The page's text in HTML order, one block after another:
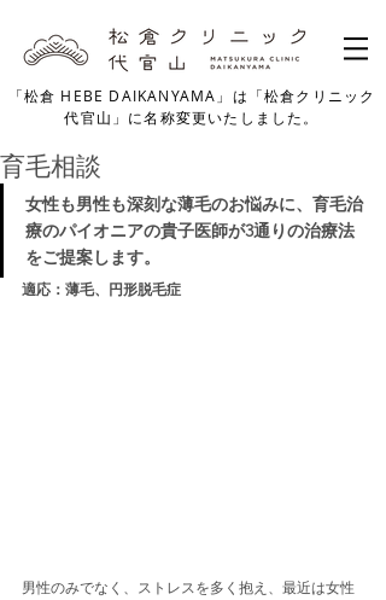
「松倉 HEBE DAIKANYAMA」は「松倉クリニック
代官山」に名称変更いたしました。
育毛相談
女性も男性も深刻な薄毛のお悩みに、育毛治
療のパイオニアの貴子医師が3通りの治療法
をご提案します。
適応：薄毛、円形脱毛症
男性のみでなく、ストレスを多く抱え、最近は女性